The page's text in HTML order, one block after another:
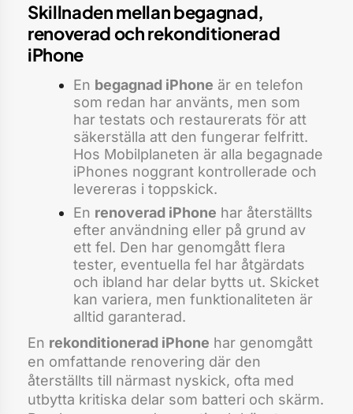
Skillnaden mellan begagnad,
renoverad och rekonditionerad
iPhone
En begagnad iPhone är en telefon
som redan har använts, men som
har testats och restaurerats för att
säkerställa att den fungerar felfritt.
Hos Mobilplaneten är alla begagnade
iPhones noggrant kontrollerade och
levereras i toppskick.
En renoverad iPhone har återställts
efter användning eller på grund av
ett fel. Den har genomgått flera
tester, eventuella fel har åtgärdats
och ibland har delar bytts ut. Skicket
kan variera, men funktionaliteten är
alltid garanterad.
En rekonditionerad iPhone har genomgått
en omfattande renovering där den
återställts till närmast nyskick, ofta med
utbytta kritiska delar som batteri och skärm.